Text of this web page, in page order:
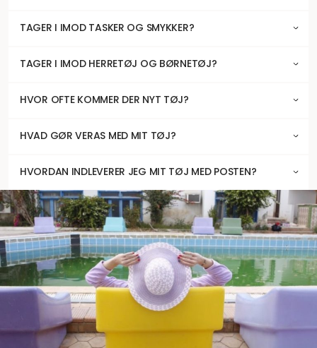
TAGER I IMOD TASKER OG SMYKKER?
TAGER I IMOD HERRETØJ OG BØRNETØJ?
HVOR OFTE KOMMER DER NYT TØJ?
HVAD GØR VERAS MED MIT TØJ?
HVORDAN INDLEVERER JEG MIT TØJ MED POSTEN?